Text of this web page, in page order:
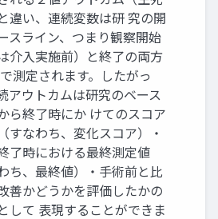
違い、連続変数は研 究の開
スライン、つまり観察開始
介入実施前）と終了の両方
測定されます。したがっ
アウトカムは研究のベース
ら終了時にか けてのスコア
すなわち、変化スコア）・
了時における最終測定値
ち、最終値）・手術前と比
善かどうかを評価したかの
して 表現することができま